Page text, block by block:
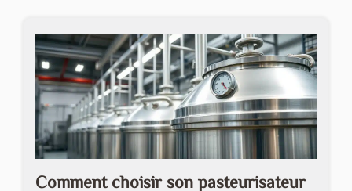
Comment choisir son pasteurisateur